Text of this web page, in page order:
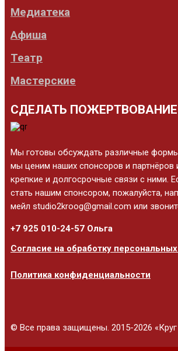
Медиатека
Афиша
Театр
Мастерские
СДЕЛАТЬ ПОЖЕРТВОВАНИЕ
Мы готовы обсуждать различные
мы ценим наших спонсоров и партнёров
крепкие и долгосрочные связи с ними.
стать нашим спонсором, пожалуйста,
мейл studio2kroog@gmail.com или
+7 925 010-24-57 Ольга
Согласие на обработку
Политика конфиденциальности
© Все права защищены. 2015-2026 «Круг